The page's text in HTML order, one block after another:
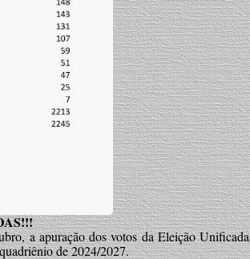
a apuração dos votos da Eleição Unificada
de 2024/2027.